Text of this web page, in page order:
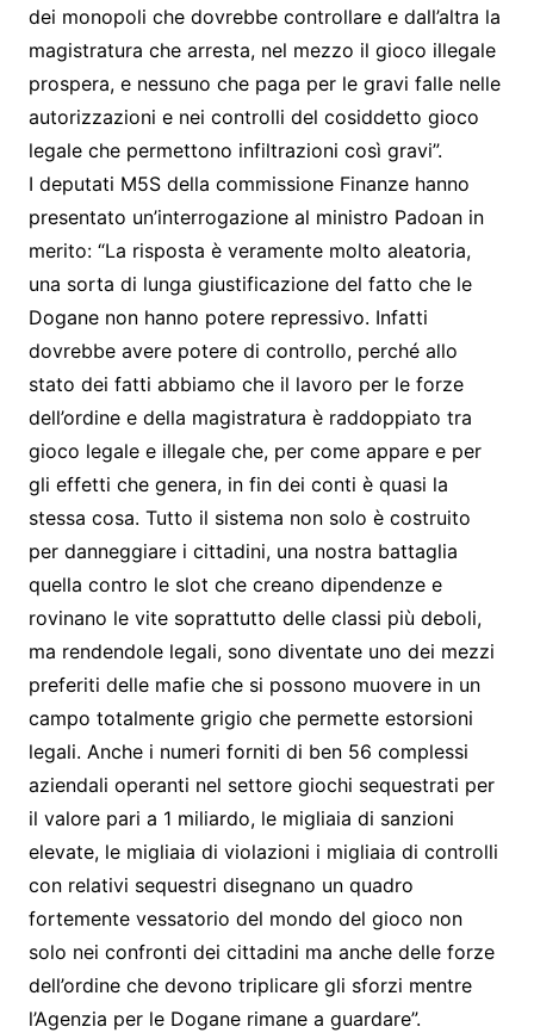
dei monopoli che dovrebbe controllare e dall’altra la
magistratura che arresta, nel mezzo il gioco illegale
prospera, e nessuno che paga per le gravi falle nelle
autorizzazioni e nei controlli del cosiddetto gioco
legale che permettono infiltrazioni così gravi”.
I deputati M5S della commissione Finanze hanno
presentato un’interrogazione al ministro Padoan in
merito: “La risposta è veramente molto aleatoria,
una sorta di lunga giustificazione del fatto che le
Dogane non hanno potere repressivo. Infatti
dovrebbe avere potere di controllo, perché allo
stato dei fatti abbiamo che il lavoro per le forze
dell’ordine e della magistratura è raddoppiato tra
gioco legale e illegale che, per come appare e per
gli effetti che genera, in fin dei conti è quasi la
stessa cosa. Tutto il sistema non solo è costruito
per danneggiare i cittadini, una nostra battaglia
quella contro le slot che creano dipendenze e
rovinano le vite soprattutto delle classi più deboli,
ma rendendole legali, sono diventate uno dei mezzi
preferiti delle mafie che si possono muovere in un
campo totalmente grigio che permette estorsioni
legali. Anche i numeri forniti di ben 56 complessi
aziendali operanti nel settore giochi sequestrati per
il valore pari a 1 miliardo, le migliaia di sanzioni
elevate, le migliaia di violazioni i migliaia di controlli
con relativi sequestri disegnano un quadro
fortemente vessatorio del mondo del gioco non
solo nei confronti dei cittadini ma anche delle forze
dell’ordine che devono triplicare gli sforzi mentre
l’Agenzia per le Dogane rimane a guardare”.